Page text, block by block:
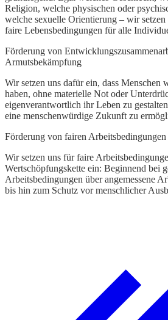
Religion, welche physischen oder
welche sexuelle Orientierung – wir
faire Lebensbedingungen für alle
Förderung von
Armutsbekämpfung
Wir setzen uns dafür ein, dass Menschen
haben, ohne materielle Not oder
eigenverantwortlich ihr Leben zu
eine menschenwürdige Zukunft zu
Förderung von fairen Arbeitsbedingungen
Wir setzen uns für faire
Wertschöpfungskette ein: Beginnend bei
Arbeitsbedingungen über angemessene
bis hin zum Schutz vor menschlicher